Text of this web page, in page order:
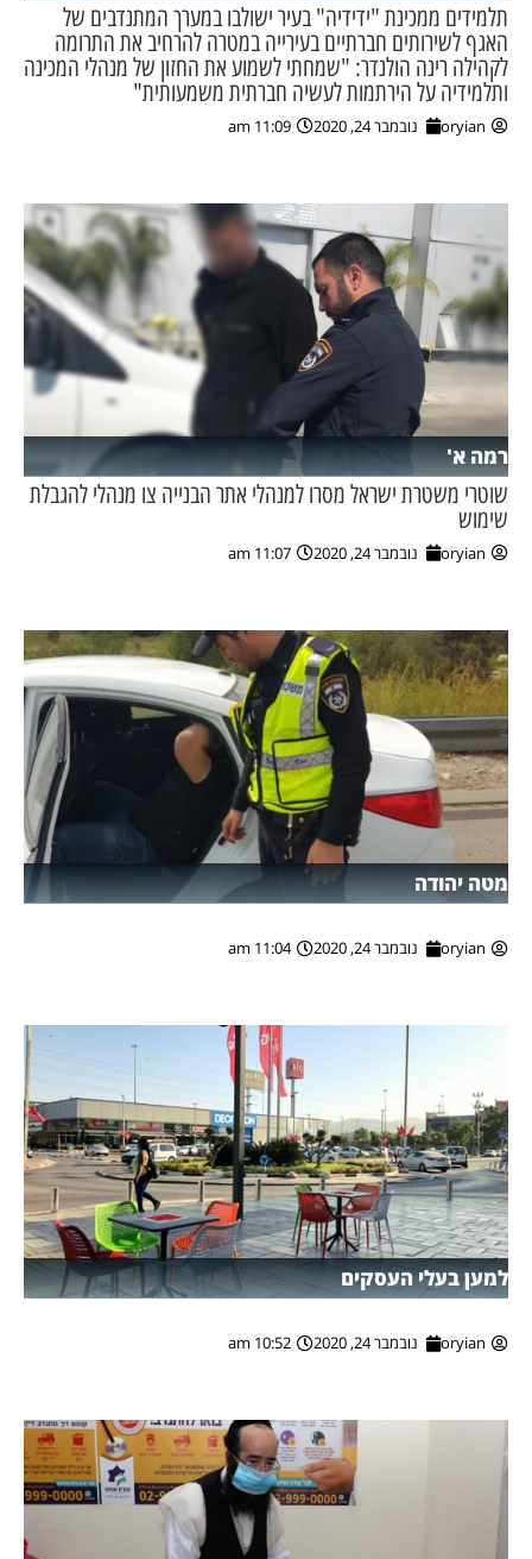
תלמידים ממכינת "ידידיה" בעיר ישולבו במערך המתנדבים של
האגף לשירותים חברתיים בעירייה במטרה להרחיב את התרומה
לקהילה רינה הולנדר: "שמחתי לשמוע את החזון של מנהלי המכינה
ותלמידיה על הירתמות לעשיה חברתית משמעותית"
oryian נובמבר 24, 2020 11:09 am
רמה א'
שוטרי משטרת ישראל מסרו למנהלי אתר הבנייה צו מנהלי להגבלת
שימוש
oryian נובמבר 24, 2020 11:07 am
מטה יהודה
oryian נובמבר 24, 2020 11:04 am
למען בעלי העסקים
oryian נובמבר 24, 2020 10:52 am